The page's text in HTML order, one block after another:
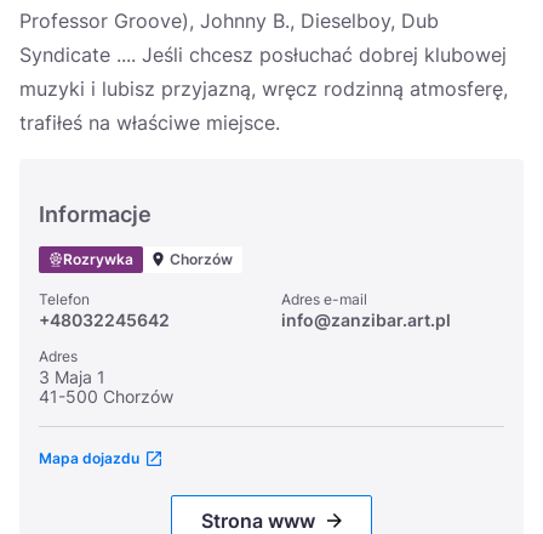
Professor Groove), Johnny B., Dieselboy, Dub
Syndicate .... Jeśli chcesz posłuchać dobrej klubowej
muzyki i lubisz przyjazną, wręcz rodzinną atmosferę,
trafiłeś na właściwe miejsce.
Informacje
Rozrywka Chorzów
Telefon
+48032245642
Adres e-mail
info@zanzibar.art.pl
Adres
3 Maja 1
41-500 Chorzów
Mapa dojazdu
Strona www